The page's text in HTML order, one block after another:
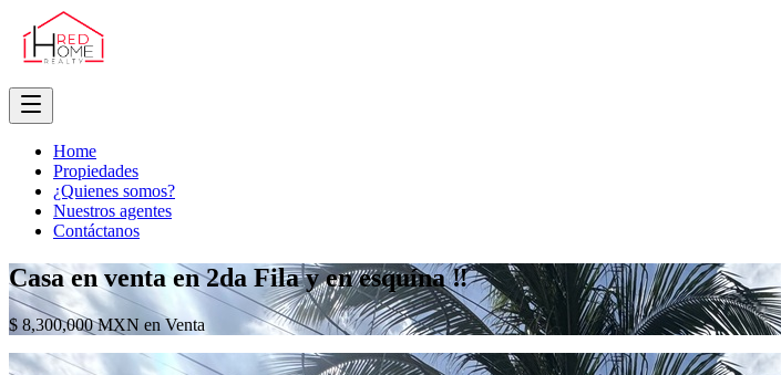
Home
Propiedades
¿Quienes somos?
Nuestros agentes
Contáctanos
Casa en venta en 2da Fila y en esquína ‼️
$ 8,300,000 MXN en Venta